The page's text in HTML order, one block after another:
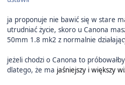
ja proponuje nie bawić się w stare
utrudniać życie, skoro u Canona
50mm 1.8 mk2 z normalnie
jeżeli chodzi o Canona to
dlatego, że ma jaśniejszy i większy